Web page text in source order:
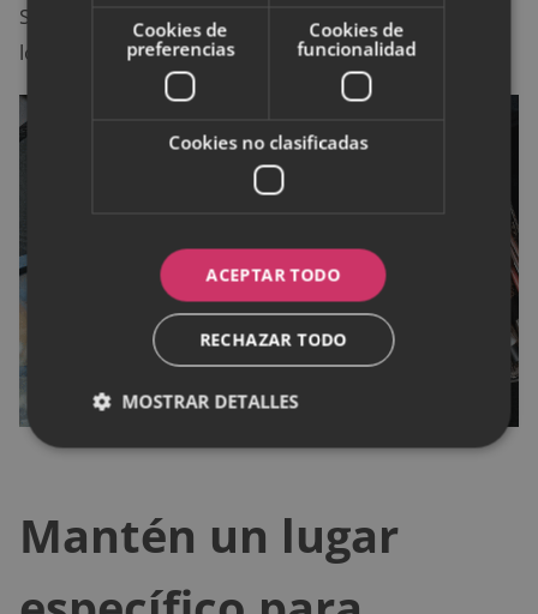
Sitúa lo más usado en la parte frontal. Así apoyas la
lógica de unarutina rápida y efectiva.
Mantén un lugar
Cookies de
preferencias
Cookies de
funcionalidad
Cookies no clasificadas
ACEPTAR TODO
RECHAZAR TODO
MOSTRAR DETALLES